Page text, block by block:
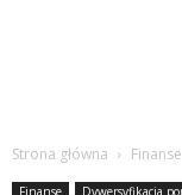
Strona główna Finanse
Finanse Dywersyfikacja